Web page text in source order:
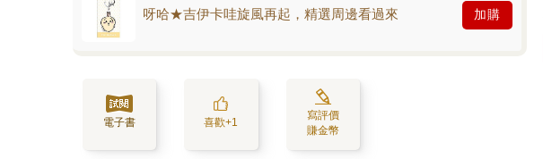
呀哈★吉伊卡哇旋風再起，精選周邊看過來 加購
電子書 喜歡+1
寫評價
賺金幣